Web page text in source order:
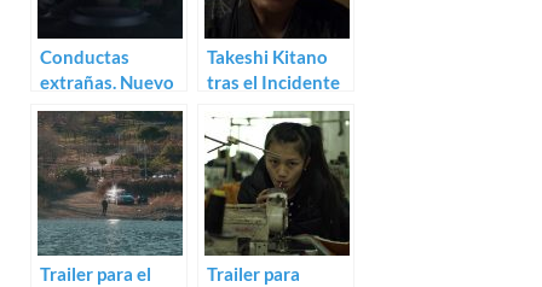
Conductas
extrañas. Nuevo
trailer para Sleep
Takeshi Kitano
tras el Incidente
de Honnō-ji.
Trailer de Kubi
Trailer para el
Trailer para